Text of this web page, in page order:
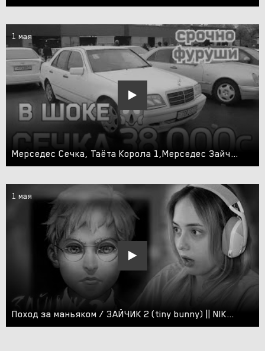
1 мая
Мерседес Сечка, Таёта Корола 1,Мерседес Зайчик #ЛАЙК_ПОДПИСАТЬСЯ ✊?
1 мая
Поход за маньяком / ЗАЙЧИК 2 (tiny bunny) || NIKOL KOULEN